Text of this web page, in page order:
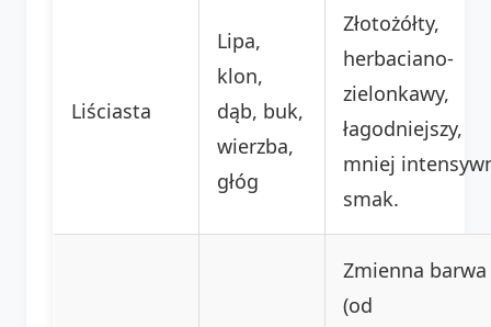
Liściasta
Lipa,
klon,
dąb, buk,
wierzba,
głóg
Złotożółty,
herbaciano-
zielonkawy,
łagodniejszy,
mniej
smak.
Zmienna barwa
(od